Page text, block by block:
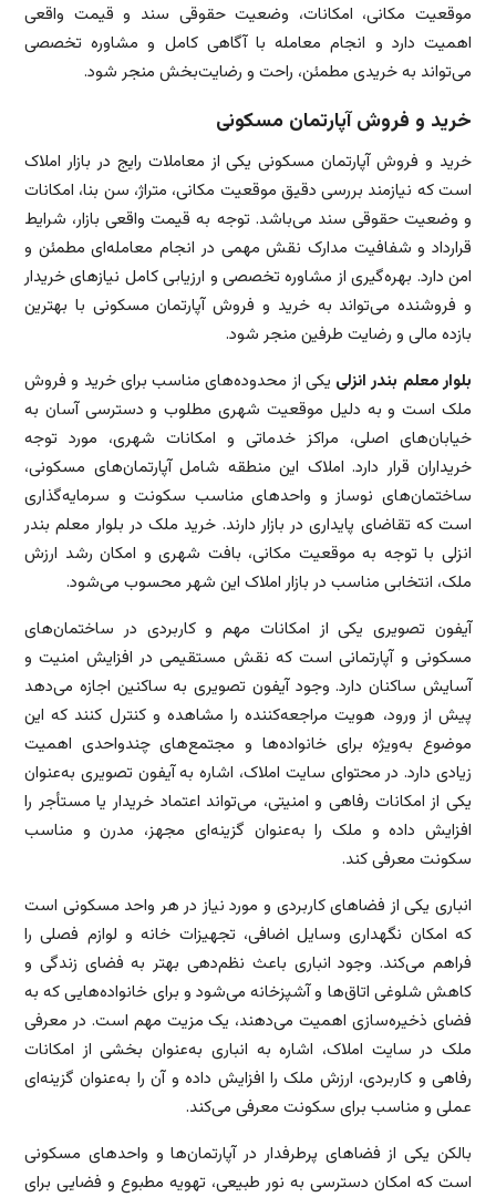
موقعیت مکانی، امکانات، وضعیت حقوقی سند و قیمت واقعی
اهمیت دارد و انجام معامله با آگاهی کامل و مشاوره تخصصی
می‌تواند به خریدی مطمئن، راحت و رضایت‌بخش منجر شود.
خرید و فروش آپارتمان مسکونی
خرید و فروش آپارتمان مسکونی یکی از معاملات رایج در بازار املاک
است که نیازمند بررسی دقیق موقعیت مکانی، متراژ، سن بنا، امکانات
و وضعیت حقوقی سند می‌باشد. توجه به قیمت واقعی بازار، شرایط
قرارداد و شفافیت مدارک نقش مهمی در انجام معامله‌ای مطمئن و
امن دارد. بهره‌گیری از مشاوره تخصصی و ارزیابی کامل نیازهای خریدار
و فروشنده می‌تواند به خرید و فروش آپارتمان مسکونی با بهترین
بازده مالی و رضایت طرفین منجر شود.
بلوار معلم بندر انزلی یکی از محدوده‌های مناسب برای خرید و فروش
ملک است و به دلیل موقعیت شهری مطلوب و دسترسی آسان به
خیابان‌های اصلی، مراکز خدماتی و امکانات شهری، مورد توجه
خریداران قرار دارد. املاک این منطقه شامل آپارتمان‌های مسکونی،
ساختمان‌های نوساز و واحدهای مناسب سکونت و سرمایه‌گذاری
است که تقاضای پایداری در بازار دارند. خرید ملک در بلوار معلم بندر
انزلی با توجه به موقعیت مکانی، بافت شهری و امکان رشد ارزش
ملک، انتخابی مناسب در بازار املاک این شهر محسوب می‌شود.
آیفون تصویری یکی از امکانات مهم و کاربردی در ساختمان‌های
مسکونی و آپارتمانی است که نقش مستقیمی در افزایش امنیت و
آسایش ساکنان دارد. وجود آیفون تصویری به ساکنین اجازه می‌دهد
پیش از ورود، هویت مراجعه‌کننده را مشاهده و کنترل کنند که این
موضوع به‌ویژه برای خانواده‌ها و مجتمع‌های چندواحدی اهمیت
زیادی دارد. در محتوای سایت املاک، اشاره به آیفون تصویری به‌عنوان
یکی از امکانات رفاهی و امنیتی، می‌تواند اعتماد خریدار یا مستأجر را
افزایش داده و ملک را به‌عنوان گزینه‌ای مجهز، مدرن و مناسب
سکونت معرفی کند.
انباری یکی از فضاهای کاربردی و مورد نیاز در هر واحد مسکونی است
که امکان نگهداری وسایل اضافی، تجهیزات خانه و لوازم فصلی را
فراهم می‌کند. وجود انباری باعث نظم‌دهی بهتر به فضای زندگی و
کاهش شلوغی اتاق‌ها و آشپزخانه می‌شود و برای خانواده‌هایی که به
فضای ذخیره‌سازی اهمیت می‌دهند، یک مزیت مهم است. در معرفی
ملک در سایت املاک، اشاره به انباری به‌عنوان بخشی از امکانات
رفاهی و کاربردی، ارزش ملک را افزایش داده و آن را به‌عنوان گزینه‌ای
عملی و مناسب برای سکونت معرفی می‌کند.
بالکن یکی از فضاهای پرطرفدار در آپارتمان‌ها و واحدهای مسکونی
است که امکان دسترسی به نور طبیعی، تهویه مطبوع و فضایی برای